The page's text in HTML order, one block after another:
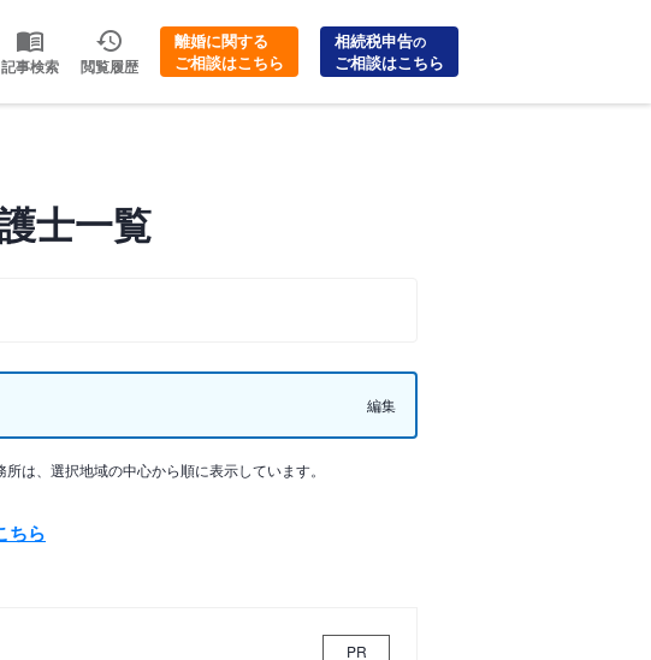
記事検索 閲覧履歴
離婚に関する
ご相談はこちら
相続税申告の
ご相談はこちら
士一覧
編集
は、選択地域の中心から順に表示しています。
ちら
PR